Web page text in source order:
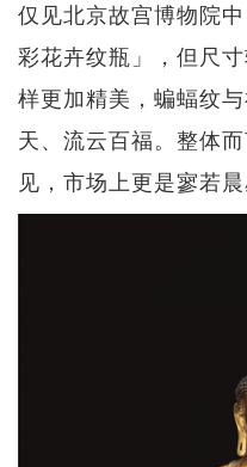
仅见北京故宫博物院
彩花卉纹瓶」，但尺
样更加精美，蝙蝠纹
天、流云百福。整体
见，市场上更是寥若晨